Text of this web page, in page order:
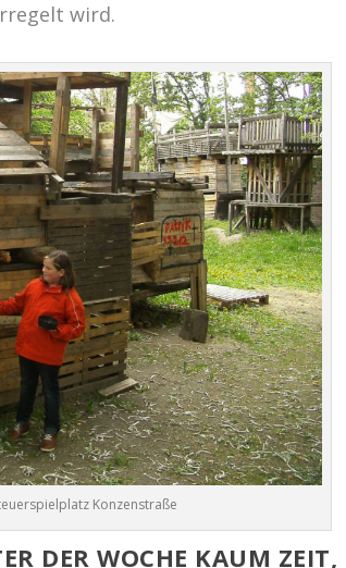
wird.
Konzenstraße
DER WOCHE KAUM ZEIT, E